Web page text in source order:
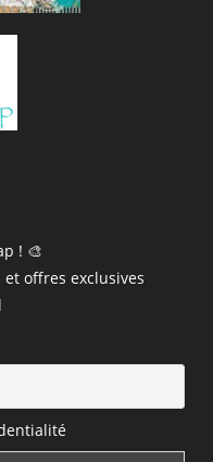
! 🎨
et offres exclusives